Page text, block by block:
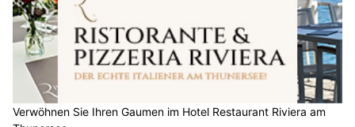
Verwöhnen Sie Ihren Gaumen im Hotel Restaurant Riviera am